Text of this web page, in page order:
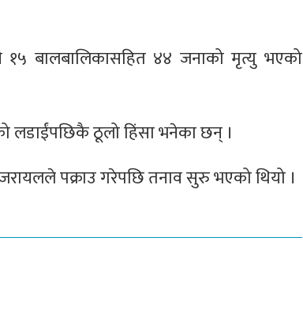
१५ बालबालिकासहित ४४ जनाको मृत्यु भएको
लडाईंपछिकै ठूलो हिंसा भनेका छन् ।
पक्राउ गरेपछि तनाव सुरु भएको थियो ।